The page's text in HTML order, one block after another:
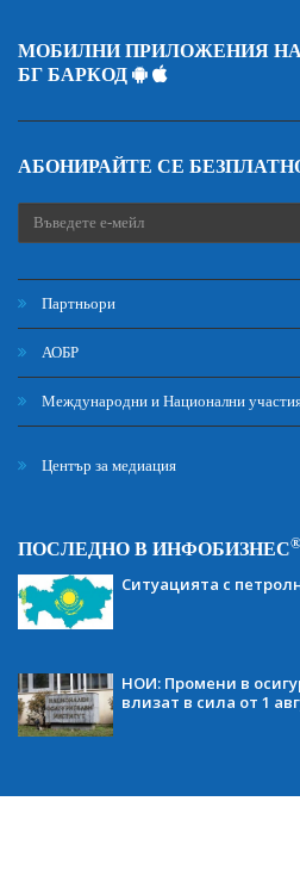
МОБИЛНИ ПРИЛОЖЕНИЯ
БГ БАРКОД
АБОНИРАЙТЕ СЕ
Партньори
АОБР
Международни и Национални
Център за медиация
ПОСЛЕДНО В ИНФОБИЗНЕС®
Ситуацията с
НОИ: Промени в
влизат в сила от 1